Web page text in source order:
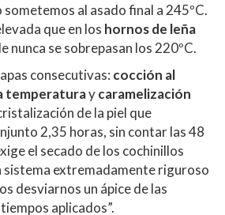
sometemos al asado final a 245ºC.
que en los hornos de leña
nunca se sobrepasan los 220ºC.
consecutivas: cocción al
temperaturaycaramelización
de la piel que
2,35 horas, sin contar las 48
el secado de los cochinillos
sistema extremadamente riguroso
desviarnos un ápice de las
aplicados”.